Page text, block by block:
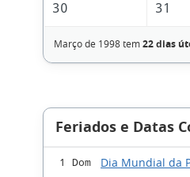
30
31
Março de 1998 tem22 dias
Feriados e Datas
1 Dom Dia Mundial da